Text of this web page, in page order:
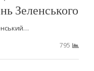
Зеленського
795